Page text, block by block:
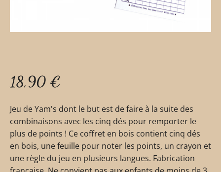
18,90 €
Jeu de Yam's dont le but est de faire à la suite des
combinaisons avec les cinq dés pour remporter le
plus de points ! Ce coffret en bois contient cinq dés
en bois, une feuille pour noter les points, un crayon et
une règle du jeu en plusieurs langues. Fabrication